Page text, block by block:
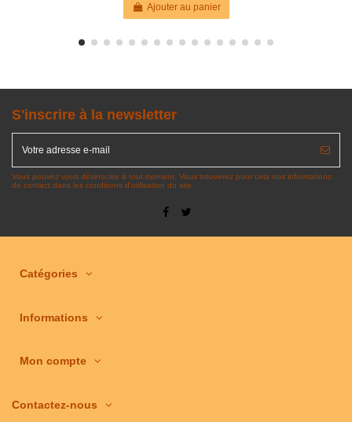
Ajouter au panier
S'inscrire à la newsletter
Vous pouvez vous désinscrire à tout moment. Vous trouverez pour cela nos informations
de contact dans les conditions d'utilisation du site.
Catégories
Informations
Mon compte
Contactez-nous